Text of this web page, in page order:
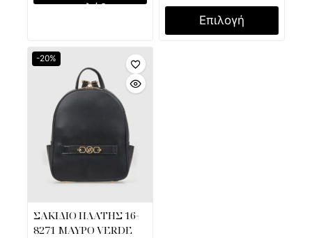
καλάθι
Επιλογή
-20%
ΣΑΚΙΔΙΟ ΠΛΑΤΗΣ 16-
8271 ΜΑΥΡΟ VERDE